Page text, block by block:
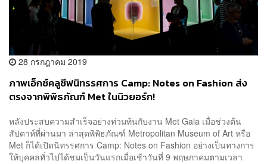
28 กรกฎาคม 2019
ภาพเอ็กซ์คลูซีฟนิทรรศการ Camp: Notes on Fashion ส่ง
ตรงจากพิพิธภัณฑ์ Met ในนิวยอร์ก!
หลังประสบความสำเร็จอย่างท่วมท้นกับงาน Met Gala เมื่อช่วงต้น
สัปดาห์ที่ผ่านมา ล่าสุดพิพิธภัณฑ์ Metropolitan Museum of Art หรือ
Met ก็ได้เปิดนิทรรศการ Camp: Notes on Fashion อย่างเป็นทางการ
ให้บุคคลทั่วไปได้ชมเป็นวันแรกเมื่อเช้าวันที่ 9 พฤษภาคมตามเวลา